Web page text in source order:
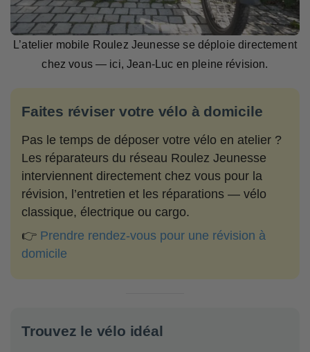
L’atelier mobile Roulez Jeunesse se déploie directement
chez vous — ici, Jean-Luc en pleine révision.
Faites réviser votre vélo à domicile
Pas le temps de déposer votre vélo en atelier ?
Les réparateurs du réseau Roulez Jeunesse
interviennent directement chez vous pour la
révision, l’entretien et les réparations — vélo
classique, électrique ou cargo.
👉 Prendre rendez-vous pour une révision à
domicile
Trouvez le vélo idéal